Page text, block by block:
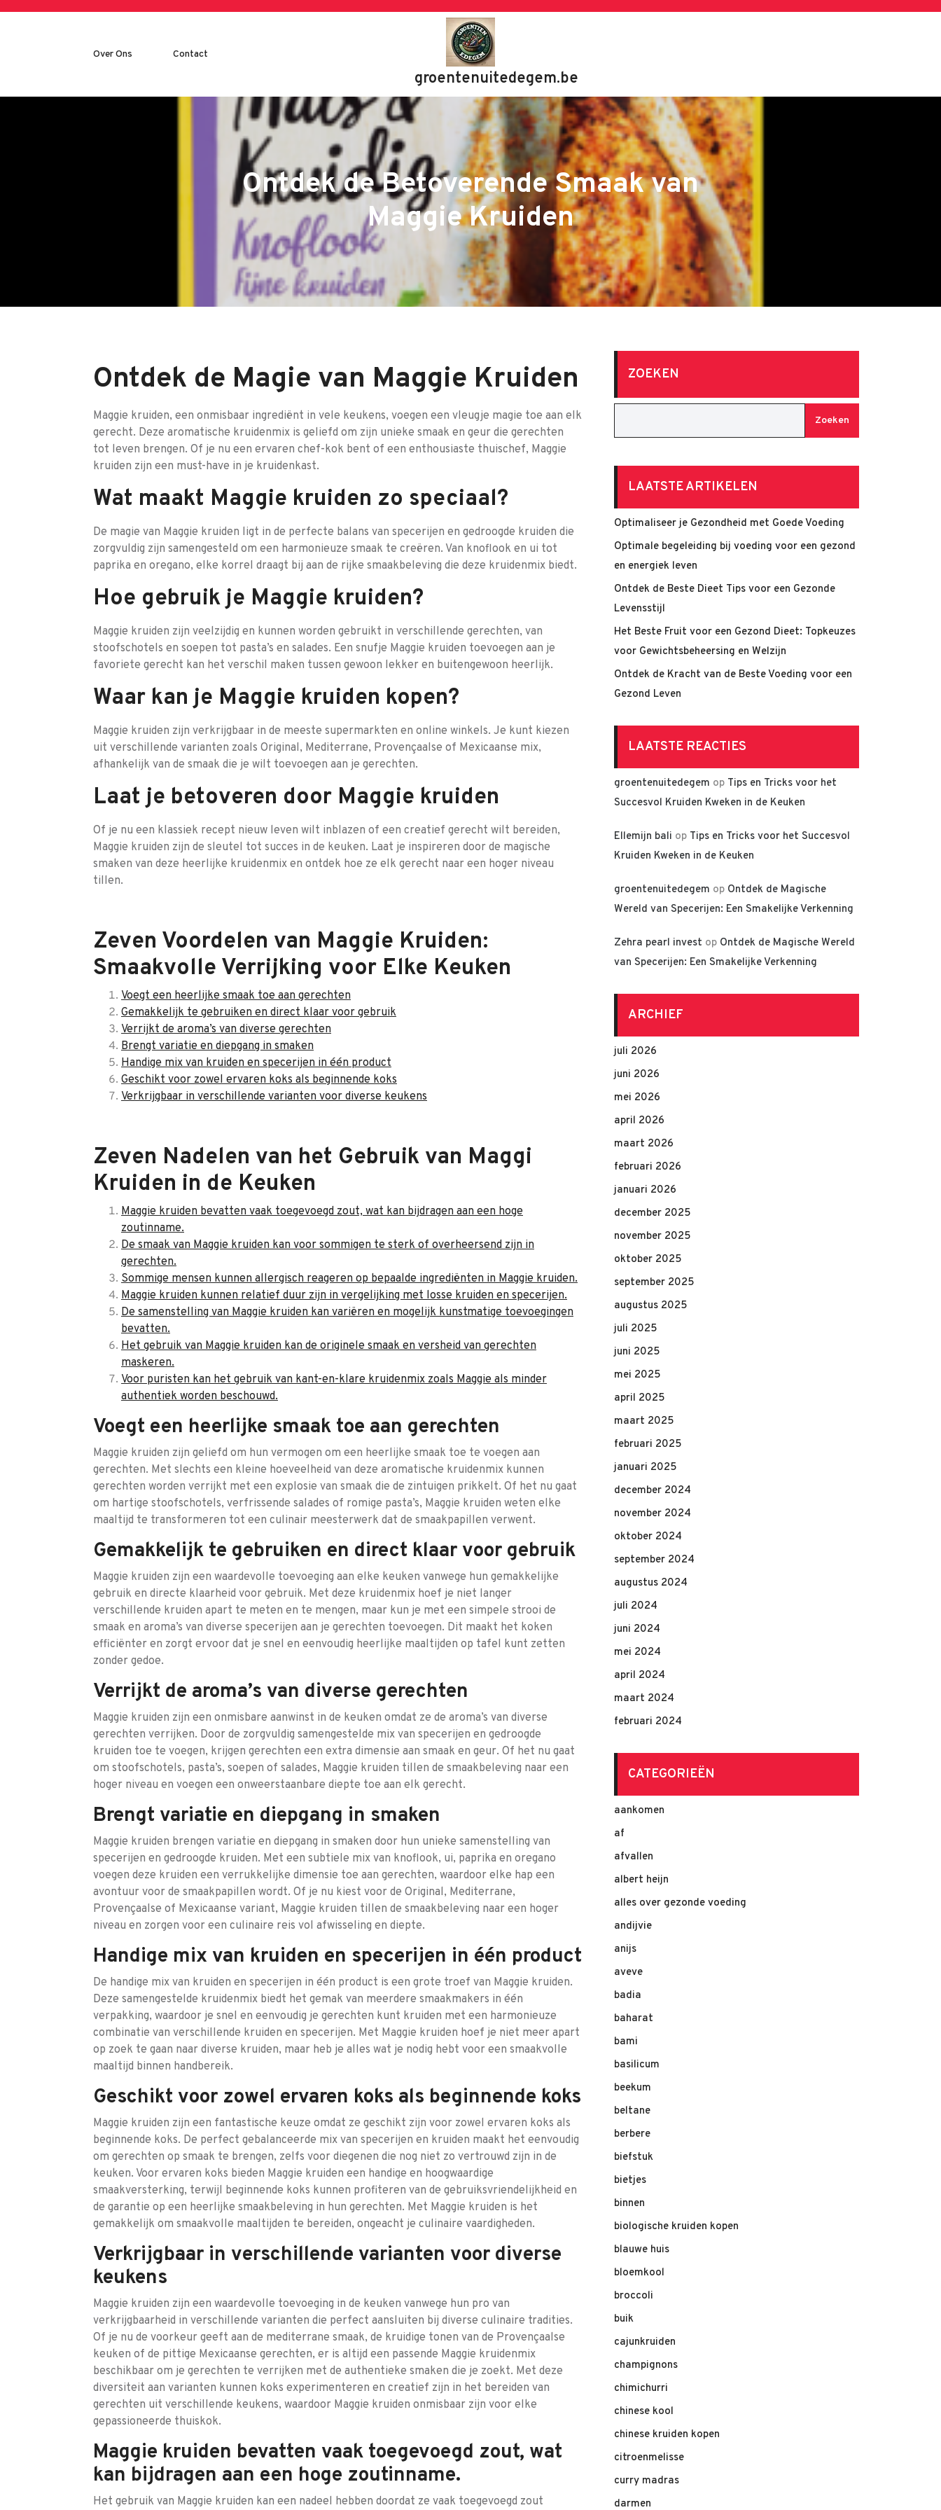
Over Ons Contact
groentenuitedegem.be
Ontdek de Betoverende Smaak van
Maggie Kruiden
Ontdek de Magie van Maggie Kruiden
Maggie kruiden, een onmisbaar ingrediënt in vele keukens, voegen een vleugje magie toe aan elk
gerecht. Deze aromatische kruidenmix is geliefd om zijn unieke smaak en geur die gerechten
tot leven brengen. Of je nu een ervaren chef-kok bent of een enthousiaste thuischef, Maggie
kruiden zijn een must-have in je kruidenkast.
Wat maakt Maggie kruiden zo speciaal?
De magie van Maggie kruiden ligt in de perfecte balans van specerijen en gedroogde kruiden die
zorgvuldig zijn samengesteld om een harmonieuze smaak te creëren. Van knoflook en ui tot
paprika en oregano, elke korrel draagt bij aan de rijke smaakbeleving die deze kruidenmix biedt.
Hoe gebruik je Maggie kruiden?
Maggie kruiden zijn veelzijdig en kunnen worden gebruikt in verschillende gerechten, van
stoofschotels en soepen tot pasta’s en salades. Een snufje Maggie kruiden toevoegen aan je
favoriete gerecht kan het verschil maken tussen gewoon lekker en buitengewoon heerlijk.
Waar kan je Maggie kruiden kopen?
Maggie kruiden zijn verkrijgbaar in de meeste supermarkten en online winkels. Je kunt kiezen
uit verschillende varianten zoals Original, Mediterrane, Provençaalse of Mexicaanse mix,
afhankelijk van de smaak die je wilt toevoegen aan je gerechten.
Laat je betoveren door Maggie kruiden
Of je nu een klassiek recept nieuw leven wilt inblazen of een creatief gerecht wilt bereiden,
Maggie kruiden zijn de sleutel tot succes in de keuken. Laat je inspireren door de magische
smaken van deze heerlijke kruidenmix en ontdek hoe ze elk gerecht naar een hoger niveau
tillen.
Zeven Voordelen van Maggie Kruiden:
Smaakvolle Verrijking voor Elke Keuken
Voegt een heerlijke smaak toe aan gerechten
Gemakkelijk te gebruiken en direct klaar voor gebruik
Verrijkt de aroma’s van diverse gerechten
Brengt variatie en diepgang in smaken
Handige mix van kruiden en specerijen in één product
Geschikt voor zowel ervaren koks als beginnende koks
Verkrijgbaar in verschillende varianten voor diverse keukens
Zeven Nadelen van het Gebruik van Maggi
Kruiden in de Keuken
Maggie kruiden bevatten vaak toegevoegd zout, wat kan bijdragen aan een hoge
zoutinname.
De smaak van Maggie kruiden kan voor sommigen te sterk of overheersend zijn in
gerechten.
Sommige mensen kunnen allergisch reageren op bepaalde ingrediënten in Maggie kruiden.
Maggie kruiden kunnen relatief duur zijn in vergelijking met losse kruiden en specerijen.
De samenstelling van Maggie kruiden kan variëren en mogelijk kunstmatige toevoegingen
bevatten.
Het gebruik van Maggie kruiden kan de originele smaak en versheid van gerechten
maskeren.
Voor puristen kan het gebruik van kant-en-klare kruidenmix zoals Maggie als minder
authentiek worden beschouwd.
Voegt een heerlijke smaak toe aan gerechten
Maggie kruiden zijn geliefd om hun vermogen om een heerlijke smaak toe te voegen aan
gerechten. Met slechts een kleine hoeveelheid van deze aromatische kruidenmix kunnen
gerechten worden verrijkt met een explosie van smaak die de zintuigen prikkelt. Of het nu gaat
om hartige stoofschotels, verfrissende salades of romige pasta’s, Maggie kruiden weten elke
maaltijd te transformeren tot een culinair meesterwerk dat de smaakpapillen verwent.
Gemakkelijk te gebruiken en direct klaar voor gebruik
Maggie kruiden zijn een waardevolle toevoeging aan elke keuken vanwege hun gemakkelijke
gebruik en directe klaarheid voor gebruik. Met deze kruidenmix hoef je niet langer
verschillende kruiden apart te meten en te mengen, maar kun je met een simpele strooi de
smaak en aroma’s van diverse specerijen aan je gerechten toevoegen. Dit maakt het koken
efficiënter en zorgt ervoor dat je snel en eenvoudig heerlijke maaltijden op tafel kunt zetten
zonder gedoe.
Verrijkt de aroma’s van diverse gerechten
Maggie kruiden zijn een onmisbare aanwinst in de keuken omdat ze de aroma’s van diverse
gerechten verrijken. Door de zorgvuldig samengestelde mix van specerijen en gedroogde
kruiden toe te voegen, krijgen gerechten een extra dimensie aan smaak en geur. Of het nu gaat
om stoofschotels, pasta’s, soepen of salades, Maggie kruiden tillen de smaakbeleving naar een
hoger niveau en voegen een onweerstaanbare diepte toe aan elk gerecht.
Brengt variatie en diepgang in smaken
Maggie kruiden brengen variatie en diepgang in smaken door hun unieke samenstelling van
specerijen en gedroogde kruiden. Met een subtiele mix van knoflook, ui, paprika en oregano
voegen deze kruiden een verrukkelijke dimensie toe aan gerechten, waardoor elke hap een
avontuur voor de smaakpapillen wordt. Of je nu kiest voor de Original, Mediterrane,
Provençaalse of Mexicaanse variant, Maggie kruiden tillen de smaakbeleving naar een hoger
niveau en zorgen voor een culinaire reis vol afwisseling en diepte.
Handige mix van kruiden en specerijen in één product
De handige mix van kruiden en specerijen in één product is een grote troef van Maggie kruiden.
Deze samengestelde kruidenmix biedt het gemak van meerdere smaakmakers in één
verpakking, waardoor je snel en eenvoudig je gerechten kunt kruiden met een harmonieuze
combinatie van verschillende kruiden en specerijen. Met Maggie kruiden hoef je niet meer apart
op zoek te gaan naar diverse kruiden, maar heb je alles wat je nodig hebt voor een smaakvolle
maaltijd binnen handbereik.
Geschikt voor zowel ervaren koks als beginnende koks
Maggie kruiden zijn een fantastische keuze omdat ze geschikt zijn voor zowel ervaren koks als
beginnende koks. De perfect gebalanceerde mix van specerijen en kruiden maakt het eenvoudig
om gerechten op smaak te brengen, zelfs voor diegenen die nog niet zo vertrouwd zijn in de
keuken. Voor ervaren koks bieden Maggie kruiden een handige en hoogwaardige
smaakversterking, terwijl beginnende koks kunnen profiteren van de gebruiksvriendelijkheid en
de garantie op een heerlijke smaakbeleving in hun gerechten. Met Maggie kruiden is het
gemakkelijk om smaakvolle maaltijden te bereiden, ongeacht je culinaire vaardigheden.
Verkrijgbaar in verschillende varianten voor diverse
keukens
Maggie kruiden zijn een waardevolle toevoeging in de keuken vanwege hun pro van
verkrijgbaarheid in verschillende varianten die perfect aansluiten bij diverse culinaire tradities.
Of je nu de voorkeur geeft aan de mediterrane smaak, de kruidige tonen van de Provençaalse
keuken of de pittige Mexicaanse gerechten, er is altijd een passende Maggie kruidenmix
beschikbaar om je gerechten te verrijken met de authentieke smaken die je zoekt. Met deze
diversiteit aan varianten kunnen koks experimenteren en creatief zijn in het bereiden van
gerechten uit verschillende keukens, waardoor Maggie kruiden onmisbaar zijn voor elke
gepassioneerde thuiskok.
Maggie kruiden bevatten vaak toegevoegd zout, wat
kan bijdragen aan een hoge zoutinname.
Het gebruik van Maggie kruiden kan een nadeel hebben doordat ze vaak toegevoegd zout
ZOEKEN
Zoeken
LAATSTE ARTIKELEN
Optimaliseer je Gezondheid met Goede Voeding
Optimale begeleiding bij voeding voor een gezond
en energiek leven
Ontdek de Beste Dieet Tips voor een Gezonde
Levensstijl
Het Beste Fruit voor een Gezond Dieet: Topkeuzes
voor Gewichtsbeheersing en Welzijn
Ontdek de Kracht van de Beste Voeding voor een
Gezond Leven
LAATSTE REACTIES
groentenuitedegem op Tips en Tricks voor het
Succesvol Kruiden Kweken in de Keuken
Ellemijn bali op Tips en Tricks voor het Succesvol
Kruiden Kweken in de Keuken
groentenuitedegem op Ontdek de Magische
Wereld van Specerijen: Een Smakelijke Verkenning
Zehra pearl invest op Ontdek de Magische Wereld
van Specerijen: Een Smakelijke Verkenning
ARCHIEF
juli 2026
juni 2026
mei 2026
april 2026
maart 2026
februari 2026
januari 2026
december 2025
november 2025
oktober 2025
september 2025
augustus 2025
juli 2025
juni 2025
mei 2025
april 2025
maart 2025
februari 2025
januari 2025
december 2024
november 2024
oktober 2024
september 2024
augustus 2024
juli 2024
juni 2024
mei 2024
april 2024
maart 2024
februari 2024
CATEGORIEËN
aankomen
af
afvallen
albert heijn
alles over gezonde voeding
andijvie
anijs
aveve
badia
baharat
bami
basilicum
beekum
beltane
berbere
biefstuk
bietjes
binnen
biologische kruiden kopen
blauwe huis
bloemkool
broccoli
buik
cajunkruiden
champignons
chimichurri
chinese kool
chinese kruiden kopen
citroenmelisse
curry madras
darmen